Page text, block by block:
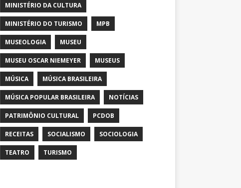
MINISTÉRIO DA CULTURA
MINISTÉRIO DO TURISMO MPB
MUSEOLOGIA MUSEU
MUSEU OSCAR NIEMEYER MUSEUS
MÚSICA MÚSICA BRASILEIRA
MÚSICA POPULAR BRASILEIRA NOTÍCIAS
PATRIMÔNIO CULTURAL PCDOB
RECEITAS SOCIALISMO SOCIOLOGIA
TEATRO TURISMO